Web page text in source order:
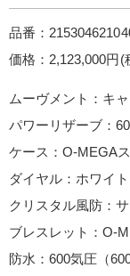
品番：
価格：2,123,000円(
ムーヴメント：キ
パワーリザーブ：
ケース：O‑MEGA
ダイヤル：ホワイト
クリスタル風防：
ブレスレット：
防水：600気圧（